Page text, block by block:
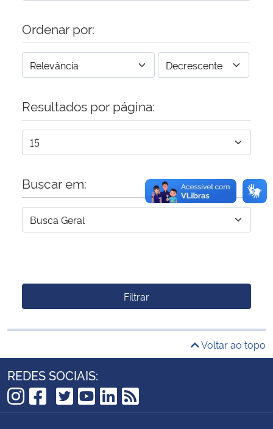
Banco Central do Brasil
Ordenar por:
Resultados por página:
Buscar em:
Filtrar
Voltar ao topo
REDES SOCIAIS:
Instagram
Facebook
TikTok
Twitter
YouTube
LinkedIn
RSS